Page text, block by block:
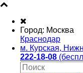
Город: Москва
Краснодар
м. Курская,
222-18-08